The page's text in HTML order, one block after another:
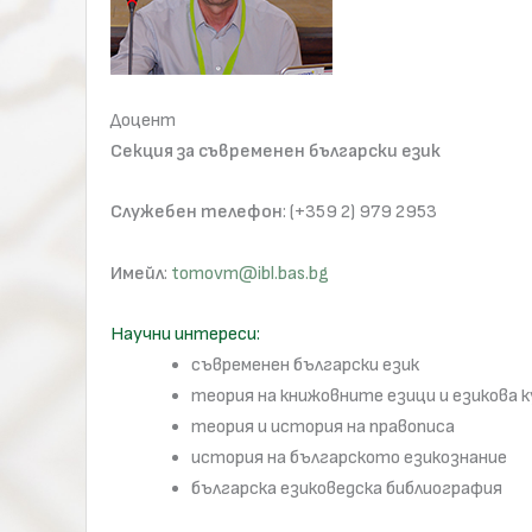
Доцент
Секция за съвременен български език
Служебен телефон: (+359 2) 979 2953
Имейл: tomovm@ibl.bas.bg
Научни интереси:
съвременен български език
теория на книжовните езици и езикова
теория и история на правописа
история на българското езикознание
българска езиковедска библиография